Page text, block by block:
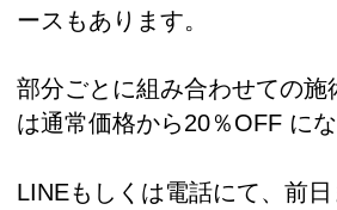
ースもあります。
部分ごとに組み合わせての施
は通常価格から20％OFF にな
LINEもしくは電話にて、前